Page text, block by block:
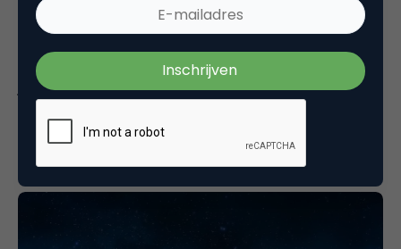
Commerce
Vergeten om op de omnichannel-trein te
jumpen?
Tientallen retailketens waar jij en ik mee zijn
opgegroeid, zijn failliet gegaan of staan er slecht
voor. De reden? Gebrek…